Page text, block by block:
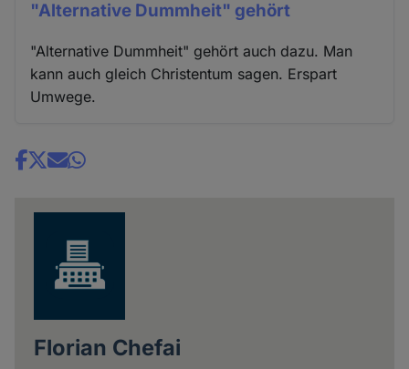
"Alternative Dummheit" gehört
"Alternative Dummheit" gehört auch dazu. Man
kann auch gleich Christentum sagen. Erspart
Umwege.
Share
Florian Chefai